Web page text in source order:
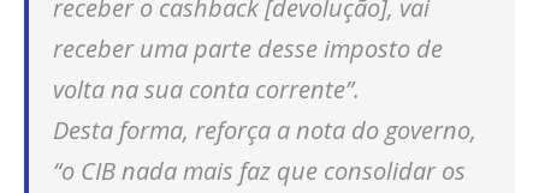
receber o cashback[devolução], vai
receber uma parte desse imposto de
volta na sua conta corrente”.
Desta forma, reforça a nota do governo,
“o CIB nada mais faz que consolidar os